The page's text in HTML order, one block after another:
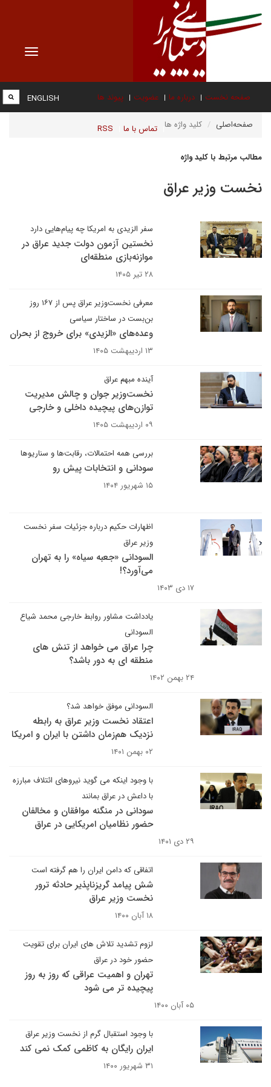
Toggle
صفحه نخست درباره ما عضویت پیوند ها
تماس با ما RSS
ENGLISH
صفحه‌اصلی کلید واژه ها
مطالب مرتبط با کلید واژه
نخست وزیر عراق
سفر الزیدی به امریکا چه پیام‌هایی دارد
نخستین آزمون دولت جدید عراق در
موازنه‌بازی منطقه‌ای
۲۸ تیر ۱۴۰۵
معرفی نخست‌وزیر عراق پس از ۱۶۷ روز
بن‌بست در ساختار سیاسی
وعده‌های «الزیدی» برای خروج از بحران
۱۳ اردیبهشت ۱۴۰۵
آینده مبهم عراق
نخست‌وزیر جوان و چالش مدیریت
توازن‌های پیچیده داخلی و خارجی
۰۹ اردیبهشت ۱۴۰۵
بررسی همه احتمالات، رقابت‌ها و سناریوها
سودانی و انتخابات پیش رو
۱۵ شهریور ۱۴۰۴
اظهارات حکیم درباره جزئیات سفر نخست
وزیر عراق
السودانی «جعبه سیاه» را به تهران
می‌آورد؟!
۱۷ دی ۱۴۰۳
یادداشت مشاور روابط خارجی محمد شیاع
السودانی
چرا عراق می خواهد از تنش های
منطقه ای به دور باشد؟
۲۴ بهمن ۱۴۰۲
السودانی موفق خواهد شد؟
اعتقاد نخست وزیر عراق به رابطه
نزدیک هم‌زمان داشتن با ایران و امریکا
۰۲ بهمن ۱۴۰۱
با وجود اینکه می گوید نیروهای ائتلاف مبارزه
با داعش در عراق بمانند
سودانی در منگنه موافقان و مخالفان
حضور نظامیان امریکایی در عراق
۲۹ دی ۱۴۰۱
اتفاقی که دامن ایران را هم گرفته است
شش پیامد گریزناپذیر حادثه ترور
نخست وزیر عراق
۱۸ آبان ۱۴۰۰
لزوم تشدید تلاش های ایران برای تقویت
حضور خود در عراق
تهران و اهمیت عراقی که روز به روز
پیچیده تر می شود
۰۵ آبان ۱۴۰۰
با وجود استقبال گرم از نخست وزیر عراق
ایران رایگان به کاظمی کمک نمی کند
۳۱ شهریور ۱۴۰۰